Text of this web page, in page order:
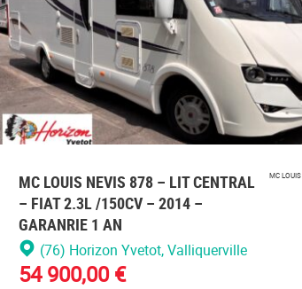
MC LOUIS NEVIS 878 – LIT CENTRAL
– FIAT 2.3L /150CV – 2014 –
GARANRIE 1 AN
MC LOUIS
(76) Horizon Yvetot, Valliquerville
54 900,00 €